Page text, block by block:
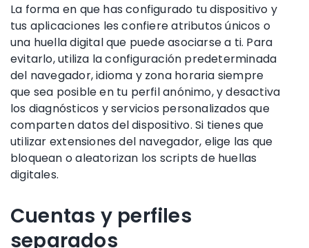
La forma en que has configurado tu dispositivo y
tus aplicaciones les confiere atributos únicos o
una huella digital que puede asociarse a ti. Para
evitarlo, utiliza la configuración predeterminada
del navegador, idioma y zona horaria siempre
que sea posible en tu perfil anónimo, y desactiva
los diagnósticos y servicios personalizados que
comparten datos del dispositivo. Si tienes que
utilizar extensiones del navegador, elige las que
bloquean o aleatorizan los scripts de huellas
digitales.
Cuentas y perfiles
separados